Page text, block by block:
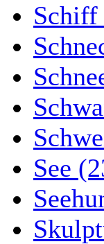
Schiff
See